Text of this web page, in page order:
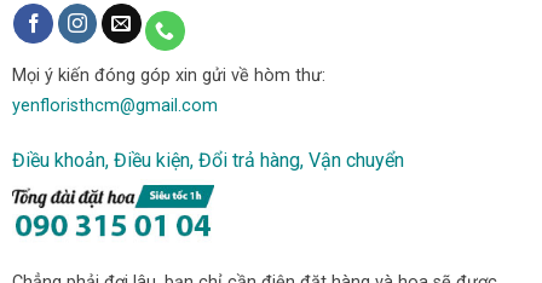
Mọi ý kiến đóng góp xin gửi về hòm thư:
yenfloristhcm@gmail.com
Điều khoản, Điều kiện, Đổi trả hàng, Vận chuyển